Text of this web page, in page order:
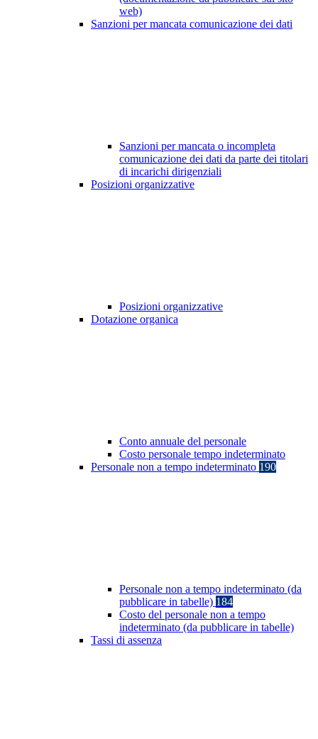
web)
Sanzioni per mancata comunicazione dei dati
Sanzioni per mancata o incompleta
comunicazione dei dati da parte dei titolari
di incarichi dirigenziali
Posizioni organizzative
Posizioni organizzative
Dotazione organica
Conto annuale del personale
Costo personale tempo indeterminato
Personale non a tempo indeterminato 190
Personale non a tempo indeterminato (da
pubblicare in tabelle) 184
Costo del personale non a tempo
indeterminato (da pubblicare in tabelle)
Tassi di assenza